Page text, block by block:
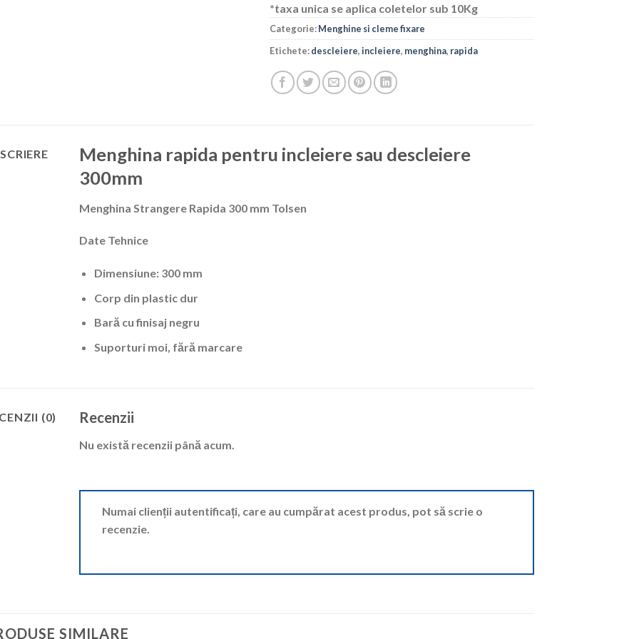
*taxa unica se aplica coletelor sub 10Kg
Categorie:Menghine si cleme fixare
Etichete:descleiere,incleiere, menghina, rapida
Menghina rapida pentru incleiere sau descleiere
300mm
Menghina Strangere Rapida 300 mm Tolsen
Date Tehnice
Dimensiune: 300 mm
Corp din plastic dur
Bară cu finisaj negru
Suporturi moi, fără marcare
(0) Recenzii
Nu există recenzii până acum.
Numai clienții autentificați, care au cumpărat acest produs, pot să scrie o
recenzie.
SIMILARE